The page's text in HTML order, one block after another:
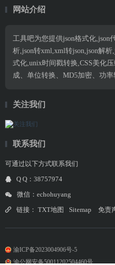
网站介绍
工具吧为您提供json格式化,json
析,json转xml,xml转json,json解
式化,unix时间戳转换,CSS美化
成、单位转换、MD5加密、功
关注我们
联系我们
可通过以下方式联系我们
Q Q：38757974
微信：echohuyang
链接： TXT地图 Sitemap 免责
渝ICP备2023004906号-5
渝公网安备50011202504460号